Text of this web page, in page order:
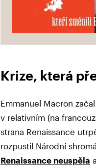
Krize, která
Emmanuel Macron
v relativním (na
strana Renaissance
rozpustil Národní
Renaissance neuspěla